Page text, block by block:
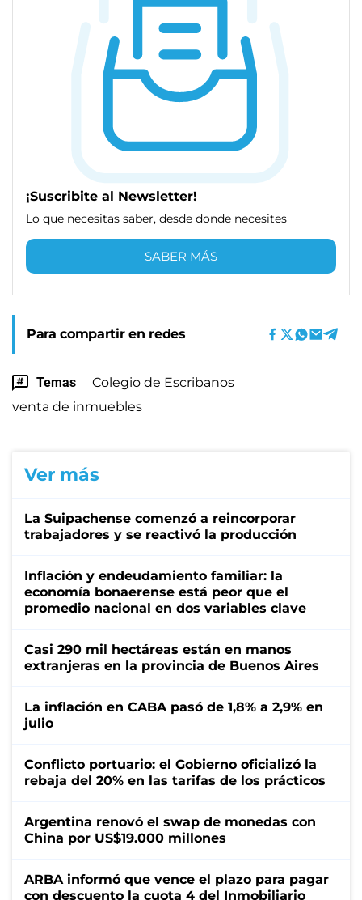
¡Suscribite al Newsletter!
Lo que necesitas saber, desde donde necesites
SABER MÁS
Para compartir en redes
Temas
Colegio de Escribanos
venta de inmuebles
Ver más
La Suipachense comenzó a reincorporar
trabajadores y se reactivó la producción
Inflación y endeudamiento familiar: la
economía bonaerense está peor que el
promedio nacional en dos variables clave
Casi 290 mil hectáreas están en manos
extranjeras en la provincia de Buenos Aires
La inflación en CABA pasó de 1,8% a 2,9% en
julio
Conflicto portuario: el Gobierno oficializó la
rebaja del 20% en las tarifas de los prácticos
Argentina renovó el swap de monedas con
China por US$19.000 millones
ARBA informó que vence el plazo para pagar
con descuento la cuota 4 del Inmobiliario